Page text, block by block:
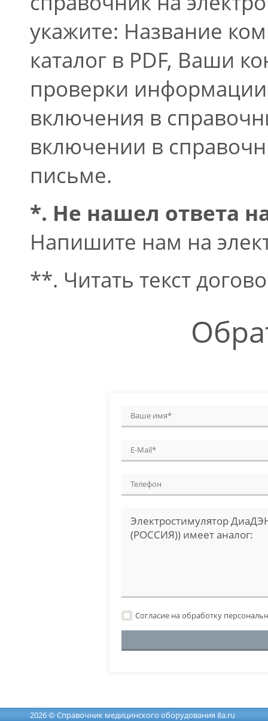
укажите: Название
каталог в PDF, Ваши
проверки
включения в
включении в
письме.
*. Не нашел ответа
Напишите нам на
**. Читать текст
Согласие на обработку
2026 © Справочник медицинского оборудования 8a.ru